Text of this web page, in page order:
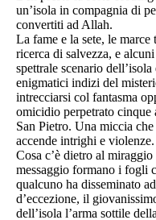
un’isola in compagnia di
convertiti ad Allah.
La fame e la sete, le marce
ricerca di salvezza, e
spettrale scenario
enigmatici indizi del
intrecciarsi col fantasma
omicidio perpetrato cinque
San Pietro. Una miccia
accende intrighi e violenze.
Cosa c’è dietro al
messaggio formano i fogli
qualcuno ha disseminato
d’eccezione, il
dell’isola l’arma sottile